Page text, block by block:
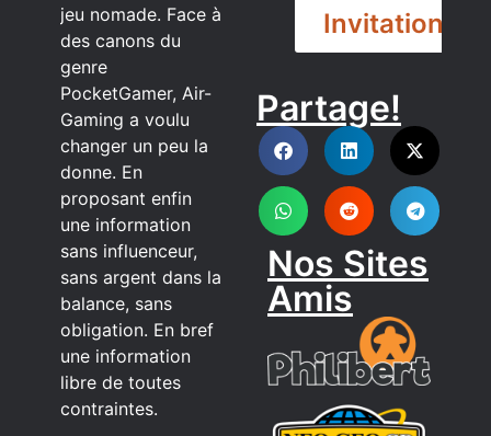
jeu nomade. Face à
des canons du
genre
PocketGamer, Air-
Gaming a voulu
changer un peu la
donne. En
proposant enfin
une information
sans influenceur,
sans argent dans la
balance, sans
obligation. En bref
une information
libre de toutes
contraintes.
Invitation
DISCORD
Partage!
Nos Sites
Amis